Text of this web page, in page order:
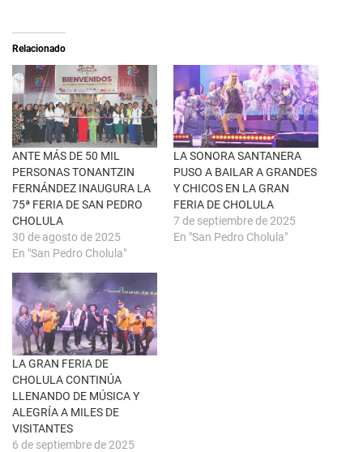
e
b
r
e
e
n
u
n
a
v
e
n
t
a
n
a
n
u
v
a
)
e
n
F
a
c
e
b
o
o
k
(
S
e
a
b
e
e
n
u
n
a
v
e
n
t
a
n
a
n
u
e
v
a
)
Relacionado
ANTE MÁS DE 50 MIL
PERSONAS TONANTZIN
FERNÁNDEZ INAUGURA LA
75ª FERIA DE SAN PEDRO
CHOLULA
30 de agosto de 2025
En "San Pedro Cholula"
LA SONORA SANTANERA
PUSO A BAILAR A GRANDES
Y CHICOS EN LA GRAN
FERIA DE CHOLULA
7 de septiembre de 2025
En "San Pedro Cholula"
LA GRAN FERIA DE
CHOLULA CONTINÚA
LLENANDO DE MÚSICA Y
ALEGRÍA A MILES DE
VISITANTES
6 de septiembre de 2025